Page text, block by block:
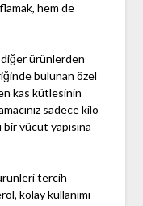
hem de
ürünlerden
bulunan özel
kas kütlesinin
sadece kilo
vücut yapısına
tercih
kolay kullanımı